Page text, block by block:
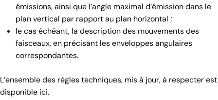
émissions, ainsi que l’angle maximal d’émission dans le
plan vertical par rapport au plan horizontal ;
le cas échéant, la description des mouvements des
faisceaux, en précisant les enveloppes angulaires
correspondantes.
L’ensemble des règles techniques, mis à jour, à respecter est
disponible ici.